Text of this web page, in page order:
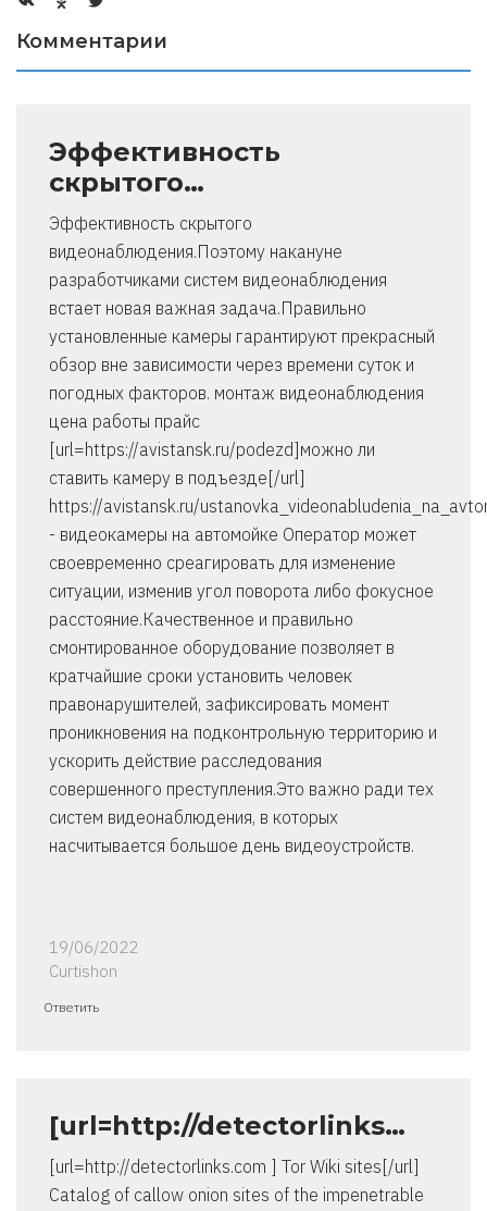
Комментарии
Эффективность
скрытого…
Эффективность скрытого
видеонаблюдения.Поэтому накануне
разработчиками систем видеонаблюдения
встает новая важная задача.Правильно
установленные камеры гарантируют прекрасный
обзор вне зависимости через времени суток и
погодных факторов. монтаж видеонаблюдения
цена работы прайс
[url=https://avistansk.ru/podezd]можно ли
ставить камеру в подъезде[/url]
https://avistansk.ru/
- видеокамеры на автомойке Оператор может
своевременно среагировать для изменение
ситуации, изменив угол поворота либо фокусное
расстояние.Качественное и правильно
смонтированное оборудование позволяет в
кратчайшие сроки установить человек
правонарушителей, зафиксировать момент
проникновения на подконтрольную территорию и
ускорить действие расследования
совершенного преступления.Это важно ради тех
систем видеонаблюдения, в которых
насчитывается большое день видеоустройств.
19/06/2022
Curtishon
Ответить
[url=http://detectorlinks…
[url=http://detectorlinks.com ] Tor Wiki sites[/url]
Catalog of callow onion sites of the impenetrable